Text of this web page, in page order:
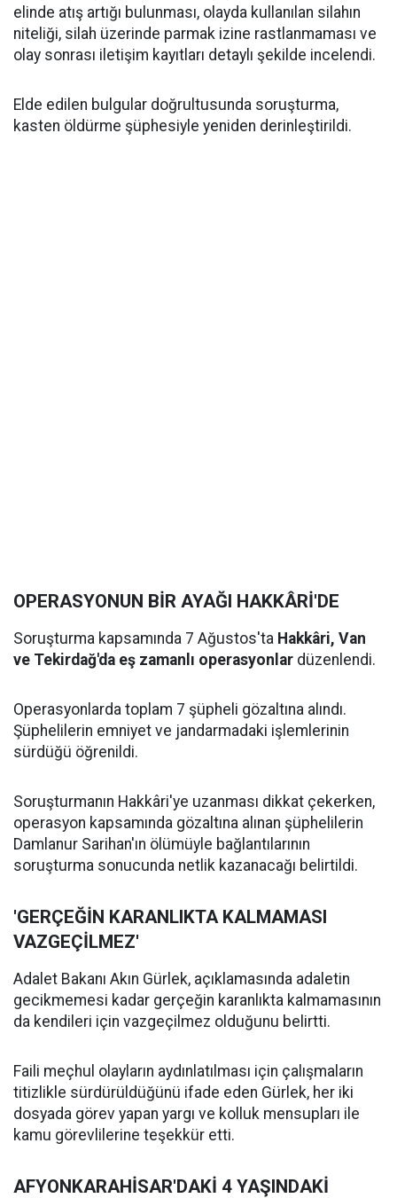
elinde atış artığı bulunması, olayda kullanılan silahın
niteliği, silah üzerinde parmak izine rastlanmaması ve
olay sonrası iletişim kayıtları detaylı şekilde incelendi.
Elde edilen bulgular doğrultusunda soruşturma,
kasten öldürme şüphesiyle yeniden derinleştirildi.
OPERASYONUN BİR AYAĞI HAKKÂRİ'DE
Soruşturma kapsamında 7 Ağustos'ta Hakkâri, Van
ve Tekirdağ'da eş zamanlı operasyonlar düzenlendi.
Operasyonlarda toplam 7 şüpheli gözaltına alındı.
Şüphelilerin emniyet ve jandarmadaki işlemlerinin
sürdüğü öğrenildi.
Soruşturmanın Hakkâri'ye uzanması dikkat çekerken,
operasyon kapsamında gözaltına alınan şüphelilerin
Damlanur Sarihan'ın ölümüyle bağlantılarının
soruşturma sonucunda netlik kazanacağı belirtildi.
'GERÇEĞİN KARANLIKTA KALMAMASI
VAZGEÇİLMEZ'
Adalet Bakanı Akın Gürlek, açıklamasında adaletin
gecikmemesi kadar gerçeğin karanlıkta kalmamasının
da kendileri için vazgeçilmez olduğunu belirtti.
Faili meçhul olayların aydınlatılması için çalışmaların
titizlikle sürdürüldüğünü ifade eden Gürlek, her iki
dosyada görev yapan yargı ve kolluk mensupları ile
kamu görevlilerine teşekkür etti.
AFYONKARAHİSAR'DAKİ 4 YAŞINDAKİ